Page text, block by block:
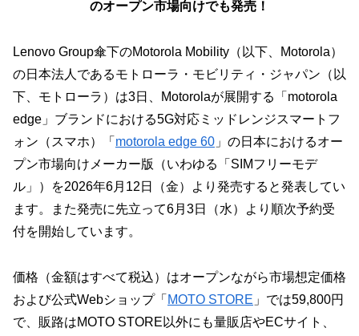
のオープン市場向けでも発売！
Lenovo Group傘下のMotorola Mobility（以下、Motorola）
の日本法人であるモトローラ・モビリティ・ジャパン（以
下、モトローラ）は3日、Motorolaが展開する「motorola
edge」ブランドにおける5G対応ミッドレンジスマートフ
ォン（スマホ）「 motorola edge 60 」の日本におけるオー
プン市場向けメーカー版（いわゆる「SIMフリーモデ
ル」）を2026年6月12日（金）より発売すると発表してい
ます。また発売に先立って6月3日（水）より順次予約受
付を開始しています。
価格（金額はすべて税込）はオープンながら市場想定価格
および公式Webショップ「 MOTO STORE 」では59,800円
で、販路はMOTO STORE以外にも量販店やECサイト、